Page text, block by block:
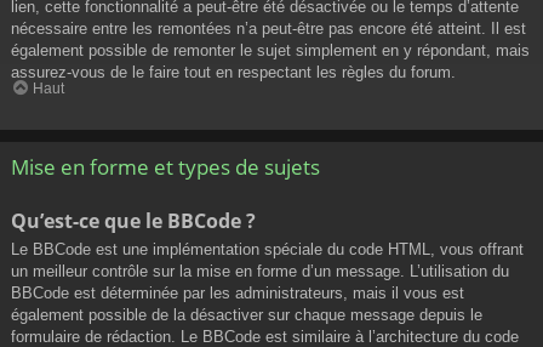
lien, cette fonctionnalité a peut-être été désactivée ou le temps d’attente
nécessaire entre les remontées n’a peut-être pas encore été atteint. Il est
également possible de remonter le sujet simplement en y répondant, mais
assurez-vous de le faire tout en respectant les règles du forum.
Haut
Mise en forme et types de sujets
Qu’est-ce que le BBCode ?
Le BBCode est une implémentation spéciale du code HTML, vous offrant
un meilleur contrôle sur la mise en forme d’un message. L’utilisation du
BBCode est déterminée par les administrateurs, mais il vous est
également possible de la désactiver sur chaque message depuis le
formulaire de rédaction. Le BBCode est similaire à l’architecture du code